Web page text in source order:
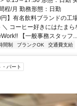
程/月 勤務形態：日勤
】有名飲料ブランドの工
コーヒー好きにはたまら
【一般事務スタッフ...
間制 ブランクOK 交通費支給
・パート